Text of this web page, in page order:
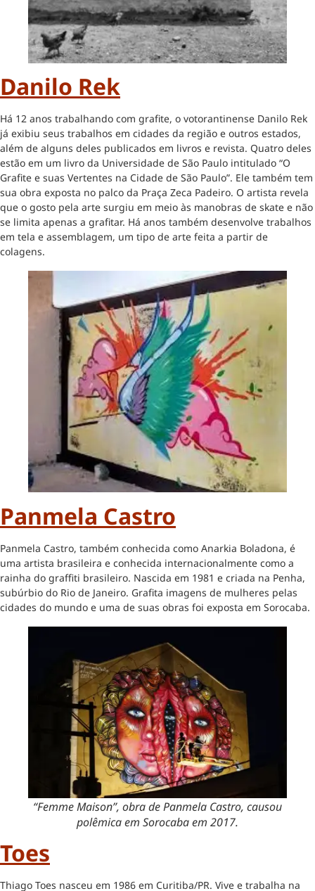
Danilo Rek
Há 12 anos trabalhando com grafite, o votorantinense Danilo Rek
já exibiu seus trabalhos em cidades da região e outros estados,
além de alguns deles publicados em livros e revista. Quatro deles
estão em um livro da Universidade de São Paulo intitulado “O
Grafite e suas Vertentes na Cidade de São Paulo”. Ele também tem
sua obra exposta no palco da Praça Zeca Padeiro. O artista revela
que o gosto pela arte surgiu em meio às manobras de skate e não
se limita apenas a grafitar. Há anos também desenvolve trabalhos
em tela e assemblagem, um tipo de arte feita a partir de
colagens.
Panmela Castro
Panmela Castro, também conhecida como Anarkia Boladona, é
uma artista brasileira e conhecida internacionalmente como a
rainha do graffiti brasileiro. Nascida em 1981 e criada na Penha,
subúrbio do Rio de Janeiro. Grafita imagens de mulheres pelas
cidades do mundo e uma de suas obras foi exposta em Sorocaba.
“Femme Maison”, obra de Panmela Castro, causou
polêmica em Sorocaba em 2017.
Toes
Thiago Toes nasceu em 1986 em Curitiba/PR. Vive e trabalha na